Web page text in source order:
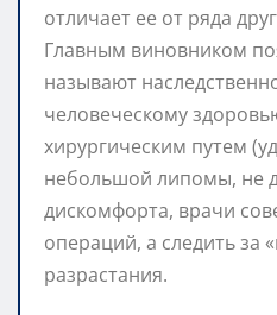
отличает ее от ряда
Главным виновником
называют
человеческому
хирургическим путем
небольшой липомы, не
дискомфорта, врачи
операций, а следить за
разрастания.